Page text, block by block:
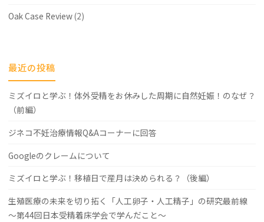
Oak Case Review(2)
最近の投稿
ミズイロと学ぶ！体外受精をお休みした周期に自然妊娠！のなぜ？
（前編）
ジネコ不妊治療情報Q&Aコーナーに回答
Googleのクレームについて
ミズイロと学ぶ！移植日で産月は決められる？（後編）
生殖医療の未来を切り拓く「人工卵子・人工精子」の研究最前線
～第44回日本受精着床学会で学んだこと～